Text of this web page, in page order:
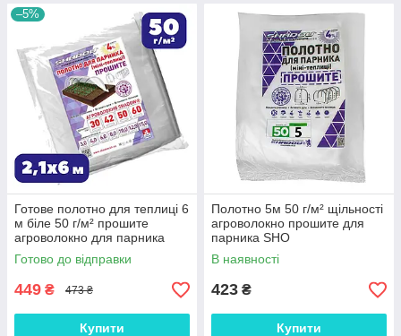
–5%
Готове полотно для теплиці 6
м біле 50 г/м² прошите
агроволокно для парника
Shadow зимово-весняне на
зиму
Готово до відправки
449 ₴ 473 ₴
Купити
Полотно 5м 50 г/м² щільності
агроволокно прошите для
парника SHO
В наявності
423 ₴
Купити